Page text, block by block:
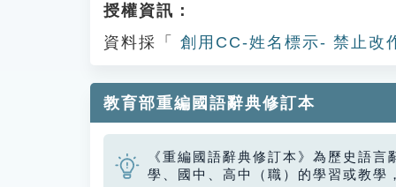
授權資訊：
資料採「
創用CC-姓名標示- 禁止改
教育部重編國語辭典修訂本
《重編國語辭典修訂本》為歷史語
學、國中、高中（職）的學習或教學